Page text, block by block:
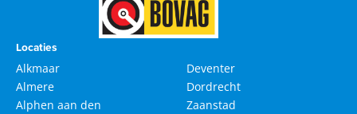
Locaties
Alkmaar
Almere
Alphen aan den
Deventer
Dordrecht
Zaanstad